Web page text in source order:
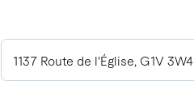
1137 Route de l'Église, G1V 3W4